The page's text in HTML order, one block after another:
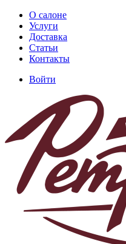
Перейти
основному
содержанию
Основная
навигация
О салоне
Услуги
Доставка
Статьи
Контакты
учётной
записи
пользователя
Войти